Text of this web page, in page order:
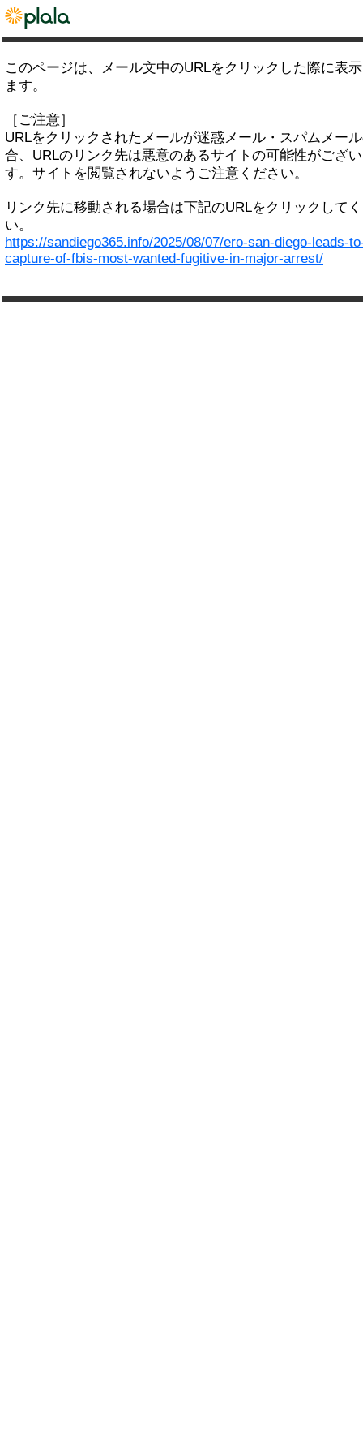
このページは、メール文中のURLをクリックした際に表
ます。
［ご注意］
URLをクリックされたメールが迷惑メール・スパムメー
合、URLのリンク先は悪意のあるサイトの可能性がござ
す。サイトを閲覧されないようご注意ください。
リンク先に移動される場合は下記のURLをクリックして
い。
https://sandiego365.info/2025/08/07/ero-san-diego-leads-
capture-of-fbis-most-wanted-fugitive-in-major-arrest/